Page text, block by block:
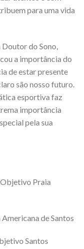
para uma vida
do Sono,
a importância do
de estar presente
são nosso futuro.
esportiva faz
importância
pela sua
Praia
de Santos
Santos